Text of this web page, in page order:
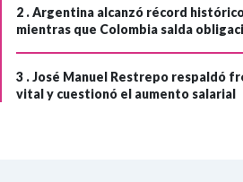
2 .Argentina alcanzó récord
mientras que Colombia salda
3 .José Manuel Restrepo respaldó
vital y cuestionó el aumento salarial